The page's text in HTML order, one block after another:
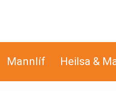
Mannlíf Heilsa &